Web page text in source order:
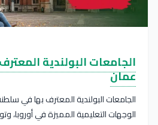
الجامعات البولندية
عمان
الجامعات البولندية المعترف بها في
الوجهات التعليمية المميزة في